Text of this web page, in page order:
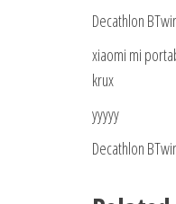
Decathlon
xiaomi mi
krux
yyyyy
Decathlon